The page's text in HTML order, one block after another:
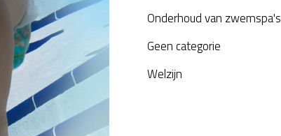
Onderhoud van zwemspa's
Geen categorie
Welzijn